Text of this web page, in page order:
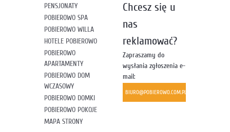
PENSJONATY
POBIEROWO SPA
POBIEROWO WILLA
HOTELE POBIEROWO
POBIEROWO
APARTAMENTY
POBIEROWO DOM
WCZASOWY
POBIEROWO DOMKI
POBIEROWO POKOJE
MAPA STRONY
Chcesz się u
nas
reklamować?
Zapraszamy do
wysłania zgłoszenia e-
mail:
BIURO@POBIEROWO.COM.PL